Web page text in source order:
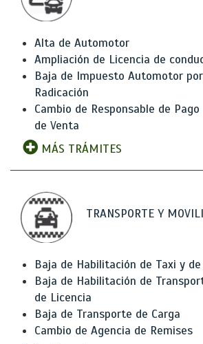
Alta de Automotor
Ampliación de Licencia de
Baja de Impuesto Automotor
Radicación
Cambio de Responsable de
de Venta
MÁS TRÁMITES
TRANSPORTE Y
Baja de Habilitación de Taxi y
Baja de Habilitación de
de Licencia
Baja de Transporte de Carga
Cambio de Agencia de Remises